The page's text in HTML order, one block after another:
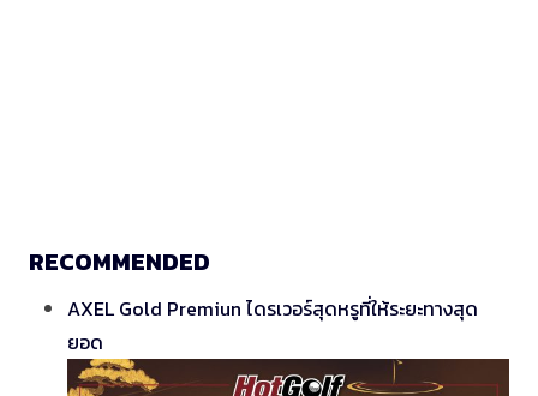
RECOMMENDED
AXEL Gold Premiun ไดรเวอร์สุดหรูที่ให้ระยะทางสุด
ยอด